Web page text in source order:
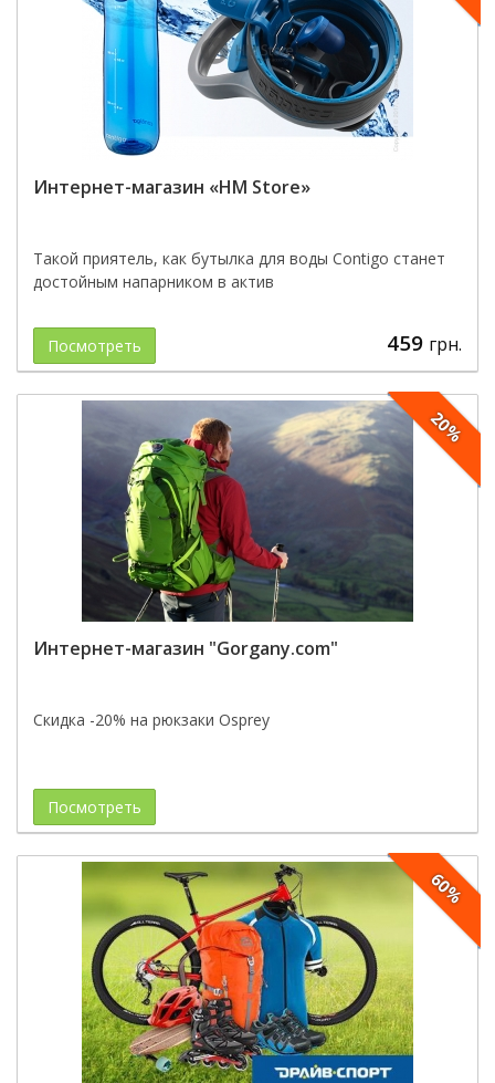
Интернет-магазин «HM Store»
Такой приятель, как бутылка для воды Contigo станет
достойным напарником в актив
Посмотреть 459 грн.
20%
Интернет-магазин "Gorgany.com"
Скидка -20% на рюкзаки Osprey
Посмотреть
60%